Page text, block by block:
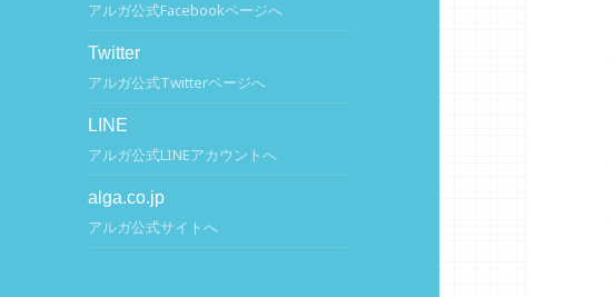
アルガ公式Facebookページへ
Twitter
アルガ公式Twitterページへ
LINE
アルガ公式LINEアカウントへ
alga.co.jp
アルガ公式サイトへ